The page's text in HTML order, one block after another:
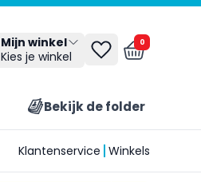
Mijn winkel
Kies je winkel
0
Bekijk de folder
Klantenservice Winkels